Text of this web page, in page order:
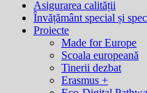
Asigurarea calității
Învățământ special și
Proiecte
Made for Europe
Scoala europeană
Tinerii dezbat
Erasmus +